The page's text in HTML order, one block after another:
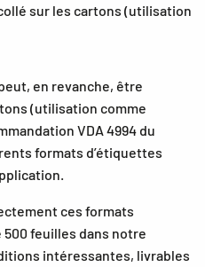
sur les cartons (utilisation
en revanche, être
(utilisation comme
VDA 4994 du
formats d’étiquettes
ces formats
feuilles dans notre
intéressantes, livrables